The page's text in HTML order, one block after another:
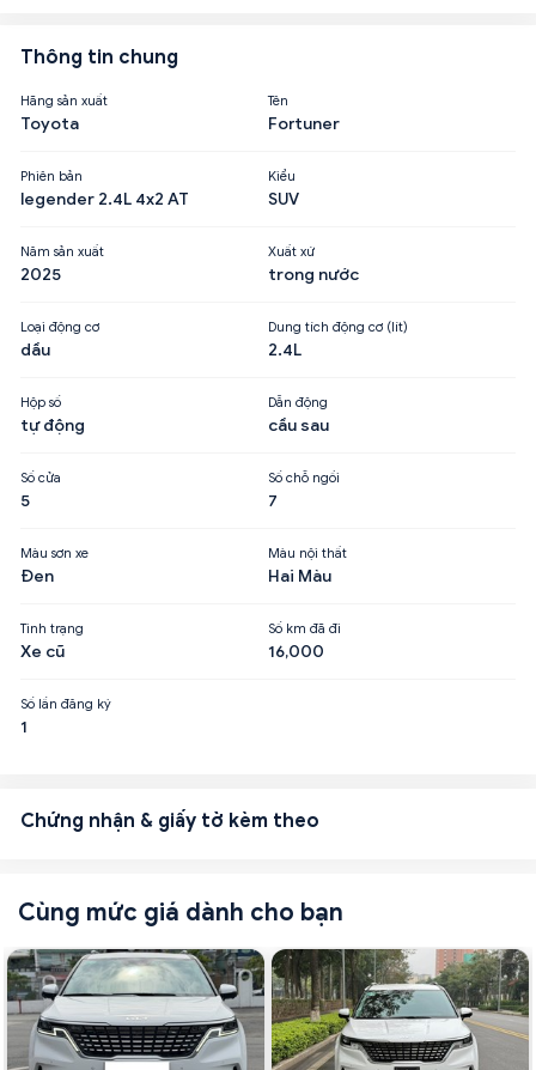
Thông tin chung
Hãng sản xuất
Toyota
Tên
Fortuner
Phiên bản
legender 2.4L 4x2 AT
Kiểu
SUV
Năm sản xuất
2025
Xuất xứ
trong nước
Loại động cơ
dầu
Dung tích động cơ (lít)
2.4L
Hộp số
tự động
Dẫn động
cầu sau
Số cửa
5
Số chỗ ngồi
7
Màu sơn xe
Đen
Màu nội thất
Hai Màu
Tình trạng
Xe cũ
Số km đã đi
16,000
Số lần đăng ký
1
Chứng nhận & giấy tờ kèm theo
Cùng mức giá dành cho bạn